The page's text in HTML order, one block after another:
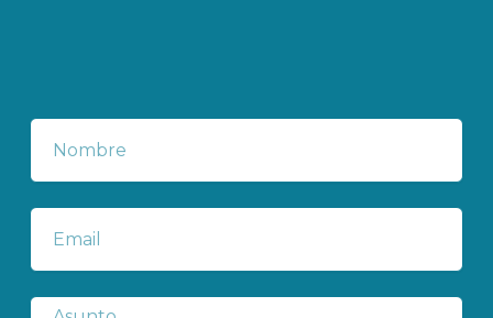
Nombre
Correo
electrónico
Subject